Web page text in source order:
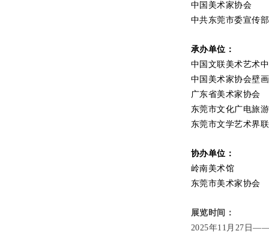
中国美术家协会
中共东莞市委宣传部
承办单位：
中国文联美术艺术
中国美术家协会壁
广东省美术家协会
东莞市文化广电旅
东莞市文学艺术界
协办单位：
岭南美术馆
东莞市美术家协会
展览时间：
2025年11月27日